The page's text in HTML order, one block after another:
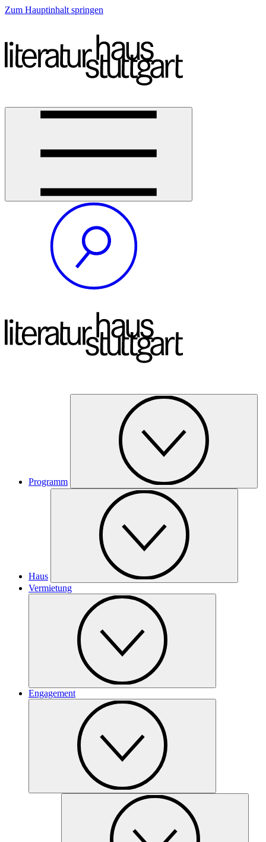
Zum Hauptinhalt springen
Programm
Haus
Vermietung
Engagement